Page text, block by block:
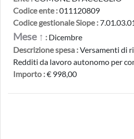
Codice ente :011120809
Codice gestionale Siope :
Mese ↑ : Dicembre
Descrizione spesa :Versamenti di
Redditi da lavoro autonomo per
Importo :€ 998,00